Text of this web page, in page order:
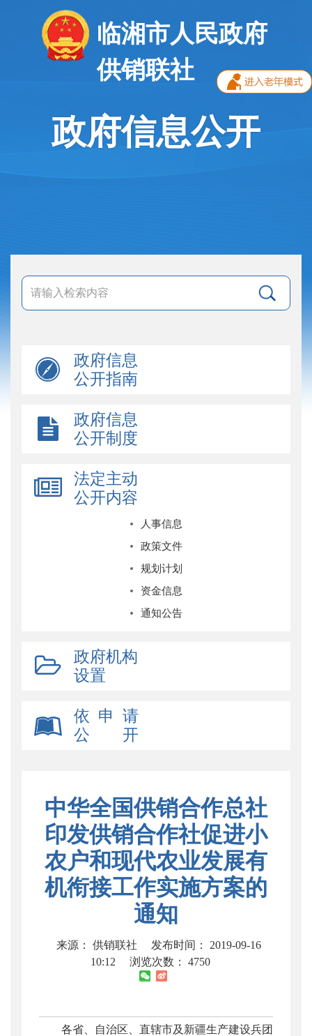
临湘市人民政府
供销联社
政府信息公开
政府信息
公开指南
政府信息
公开制度
法定主动
公开内容
人事信息
政策文件
规划计划
资金信息
通知公告
政府机构
设置
依 申 请
公 开
中华全国供销合作总社
印发供销合作社促进小
农户和现代农业发展有
机衔接工作实施方案的
通知
来源： 供销联社
发布时间： 2019-09-16
10:12
浏览次数： 4750
各省、自治区、直辖市及新疆生产建设兵团